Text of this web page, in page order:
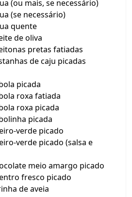
(ou mais, se necessário)
(se necessário)
quente
de oliva
pretas fatiadas
de caju picadas
picada
roxa fatiada
roxa picada
picada
verde picado
verde picado (salsa e
meio amargo picado
fresco picado
de aveia